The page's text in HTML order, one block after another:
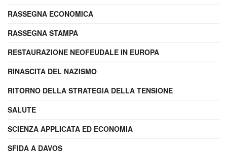
RASSEGNA ECONOMICA
RASSEGNA STAMPA
RESTAURAZIONE NEOFEUDALE IN EUROPA
RINASCITA DEL NAZISMO
RITORNO DELLA STRATEGIA DELLA TENSIONE
SALUTE
SCIENZA APPLICATA ED ECONOMIA
SFIDA A DAVOS